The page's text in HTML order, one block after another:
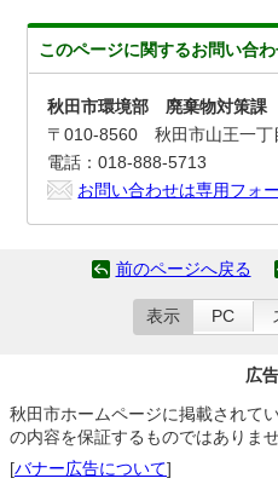
このページに関するお問い合
秋田市環境部 廃棄物対策課
〒010-8560 秋田市山王一
電話：018-888-5713
お問い合わせは専用フォ
前のページへ戻る
表示 PC
広
秋田市ホームページに掲載されて
の内容を保証するものではありませ
[バナー広告について]